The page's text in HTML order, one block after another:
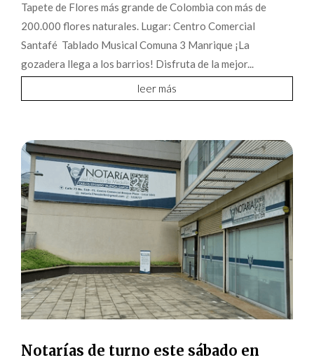
Tapete de Flores más grande de Colombia con más de
200.000 flores naturales. Lugar: Centro Comercial
Santafé Tablado Musical Comuna 3 Manrique ¡La
gozadera llega a los barrios! Disfruta de la mejor...
leer más
Notarías de turno este sábado en